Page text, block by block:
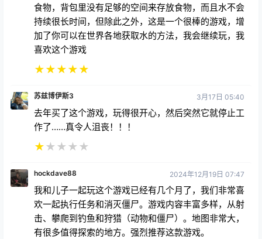
食物，背包里没有足够的空间来存放食物，而且水不会
持续很长时间，但除此之外，这是一个很棒的游戏，增
加了你可以在世界各地获取水的方法，我会继续玩，我
喜欢这个游戏
★★★★★
苏兹博伊斯3 3月17日 05:40
去年买了这个游戏，玩得很开心，然后突然它就停止工
作了……真令人沮丧！！！
★★ ★ ★ ★
hockdave88 2024年12月19日 07:47
我和儿子一起玩这个游戏已经有几个月了，我们非常喜
欢一起执行任务和消灭僵尸。游戏内容丰富多样，从射
击、攀爬到钓鱼和狩猎（动物和僵尸）。地图非常大，
有很多值得探索的地方。强烈推荐这款游戏。